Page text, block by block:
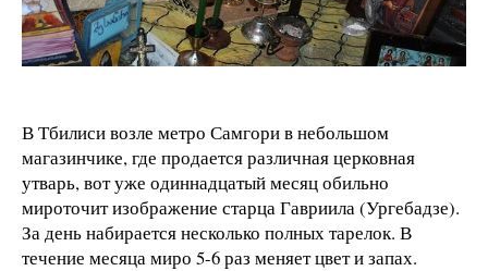
В Тбилиси возле метро Самгори в небольшом
магазинчике, где продается различная церковная
утварь, вот уже одиннадцатый месяц обильно
мироточит изображение старца Гавриила (Ургебадзе).
За день набирается несколько полных тарелок. В
течение месяца миро 5-6 раз меняет цвет и запах.